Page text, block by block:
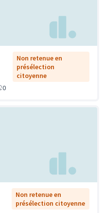
Non retenue en
présélection
citoyenne
0
Non retenue en
présélection citoyenne